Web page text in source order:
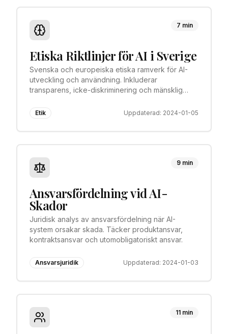
7 min
Etiska Riktlinjer för AI i Sverige
Svenska och europeiska etiska ramverk för AI-
utveckling och användning. Inkluderar
transparens, icke-diskriminering och mänsklig
Etik Uppdaterad: 2024-01-05
9 min
Ansvarsfördelning vid AI-
Skador
Juridisk analys av ansvarsfördelning när AI-
system orsakar skada. Täcker produktansvar,
kontraktsansvar och utomobligatoriskt ansvar.
Ansvarsjuridik Uppdaterad: 2024-01-03
11 min